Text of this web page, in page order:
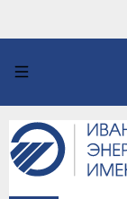
основному